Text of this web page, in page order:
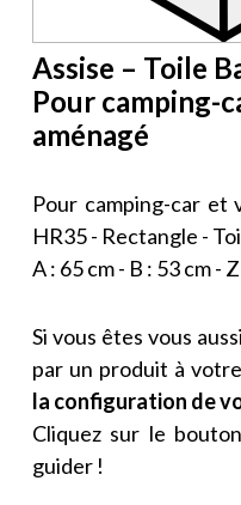
Assise – Toile
Pour camping-
aménagé
Pour camping-car et
HR35 - Rectangle -
A : 65 cm - B : 53 cm -
Si vous êtes vous
par un produit à
la configuration de
Cliquez sur le
guider !